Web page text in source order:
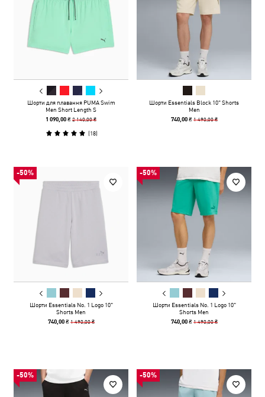
Шорти для плавання PUMA Swim
Men Short Length S
1 090,00 ₴2 140,00 ₴
(18)
Шорти Essentials Block 10" Shorts
Men
740,00 ₴ 1 490,00 ₴
-50%
Шорти Essentials No. 1 Logo 10"
Shorts Men
740,00 ₴ 1 490,00 ₴
-50%
Шорти Essentials No. 1 Logo 10"
Shorts Men
740,00 ₴ 1 490,00 ₴
-50% -50%